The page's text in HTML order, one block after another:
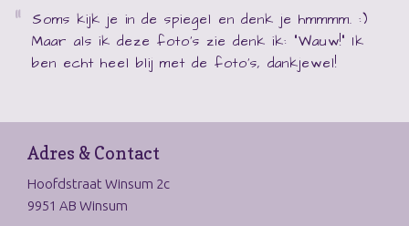
Soms kijk je in de spiegel en denk je hmmmm. :)
Maar als ik deze foto's zie denk ik: "Wauw!" Ik
ben echt heel blij met de foto's, dankjewel!
Adres & Contact
Hoofdstraat Winsum 2c
9951 AB Winsum